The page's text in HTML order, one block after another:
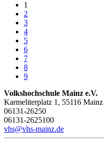
1
2
3
4
5
6
7
8
9
Volkshochschule Mainz e.V.
Karmeliterplatz 1, 55116 Mainz
06131-26250
06131-2625100
vhs@vhs-mainz.de